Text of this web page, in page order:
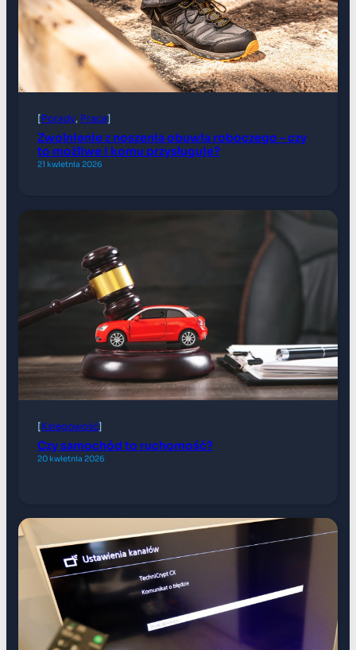
[Porady, Praca]
Zwolnienie z noszenia obuwia roboczego – czy
to możliwe i komu przysługuje?
21 kwietnia 2026
[Księgowość]
Czy samochód to ruchomość?
20 kwietnia 2026